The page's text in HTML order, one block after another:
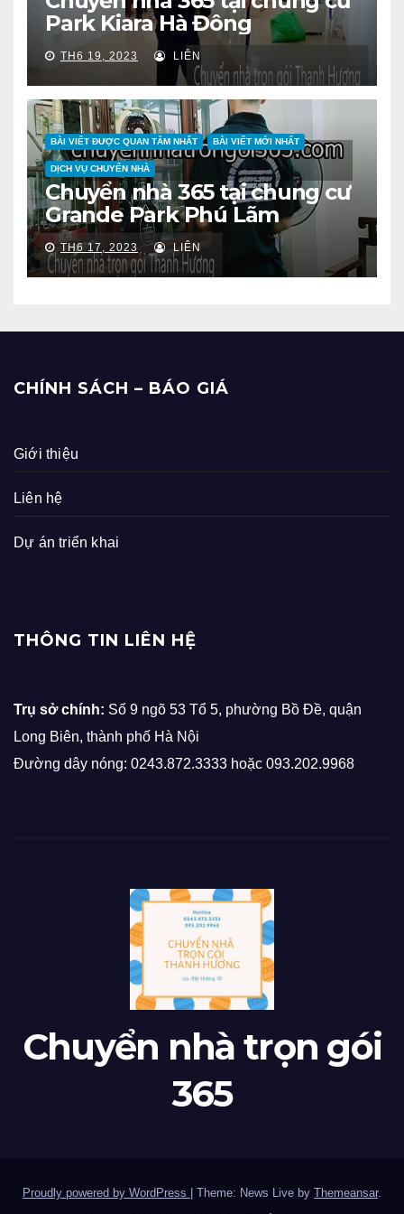
Park Kiara Hà Đông
TH6 19, 2023 LIÊN
BÀI VIẾT ĐƯỢC QUAN TÂM NHẤT BÀI VIẾT MỚI NHẤT
DỊCH VỤ CHUYỂN NHÀ
Chuyển nhà 365 tại chung cư
Grande Park Phú Lãm
TH6 17, 2023 LIÊN
CHÍNH SÁCH – BÁO GIÁ
Giới thiệu
Liên hệ
Dự án triển khai
THÔNG TIN LIÊN HỆ
Trụ sở chính: Số 9 ngõ 53 Tổ 5, phường Bồ Đề, quận
Long Biên, thành phố Hà Nội
Đường dây nóng: 0243.872.3333 hoặc 093.202.9968
Chuyển nhà trọn gói
365
Proudly powered by WordPress Theme: News Live by Themeansar.